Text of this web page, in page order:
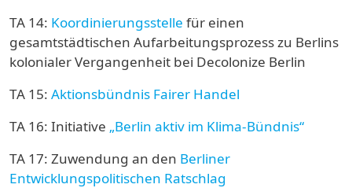
TA 14: Koordinierungsstelle für einen
gesamtstädtischen Aufarbeitungsprozess zu Berlins
kolonialer Vergangenheit bei Decolonize Berlin
TA 15: Aktionsbündnis Fairer Handel
TA 16: Initiative „Berlin aktiv im Klima-Bündnis“
TA 17: Zuwendung an den Berliner
Entwicklungspolitischen Ratschlag